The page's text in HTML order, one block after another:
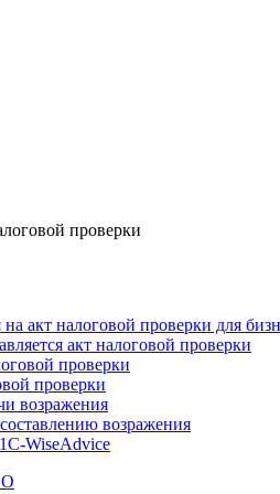
проверки
акт налоговой проверки для
акт налоговой проверки
проверки
проверки
возражения
возражения
WiseAdvice